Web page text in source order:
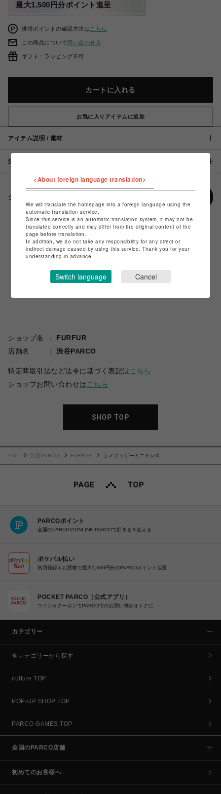
最大1,500円分ポイント進呈
獲得ポイントの確認方法は こちら
この商品について問い合わせる
ギフト：ラッピング不可
カートに入れる
お気に入りアイテムに追加
アイテム説明 / 素材
注意事項
シェアする
ショップ名
FURFUR
店舗名
渋谷PARCO
特定商取引法など法令に基づく表記は こちら
ショップお問い合わせは こちら
SHOP TOP
TOP 渋谷PARCO FURFUR ラメフェザーミニドレス
PARCOポイント
全国のPARCOやONLINE PARCOで貯まる＆使える
ポケパル払い
初回登録＆お買物で最大1,500円分のPARCOポイント進呈
POCKET PARCO（公式アプリ）
コイン＆クーポンでPARCOでのお買い物がオトクに
カテゴリー
全カテゴリーから探す
culture TOP
POP-UP SHOP TOP
PARCO GAMES TOP
全国のPARCO店舗
初めてのお客様へ
<About foreign language translation>
We will translate the homepage into a foreign language using the
automatic translation service.
Since this service is an automatic translation system, it may not be
translated correctly and may differ from the original content of the
page before translation.
In addition, we do not take any responsibility for any direct or
indirect damage caused by using this service. Thank you for your
understanding in advance.
Switch language Cancel